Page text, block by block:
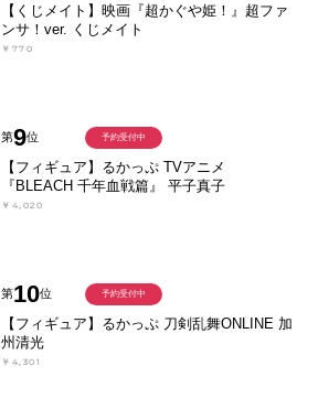
【くじメイト】映画『超かぐや姫！』超ファ
ンサ！ver. くじメイト
￥770
第9位
【フィギュア】るかっぷ TVアニメ
『BLEACH 千年血戦篇』 平子真子
￥4,020
予約受付中
第10位
【フィギュア】るかっぷ 刀剣乱舞ONLINE 加
州清光
￥4,301
予約受付中